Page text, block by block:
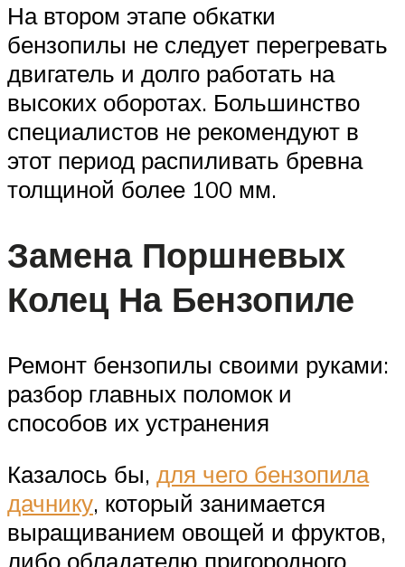
На втором этапе обкатки
бензопилы не следует перегревать
двигатель и долго работать на
высоких оборотах. Большинство
специалистов не рекомендуют в
этот период распиливать бревна
толщиной более 100 мм.
Замена Поршневых
Колец На Бензопиле
Ремонт бензопилы своими руками:
разбор главных поломок и
способов их устранения
Казалось бы, для чего бензопила
дачнику, который занимается
выращиванием овощей и фруктов,
либо обладателю пригородного